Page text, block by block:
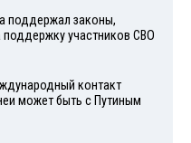
поддержал законы,
поддержку участников СВО
контакт
может быть с Путиным